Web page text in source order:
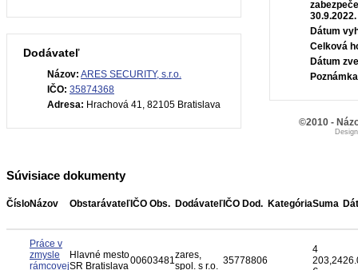
Dodávateľ
Názov: ARES SECURITY, s.r.o.
IČO: 35874368
Adresa: Hrachová 41, 82105 Bratislava
30.9.2022.
Dátum
Celková
Dátum
Súvisiace dokumenty
ČísloNázov Obstarávateľ IČO Obs. Dodávateľ IČO Dod. KategóriaSuma
Práce v
zmysle
rámcovej
Hlavné mesto
SR Bratislava00603481zares,
spol. s r.o. 35778806
4
203,24
©2010 -